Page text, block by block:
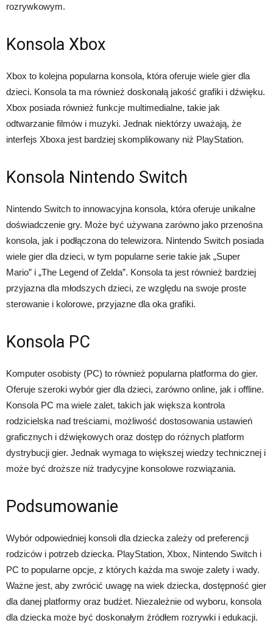
rozrywkowym.
Konsola Xbox
Xbox to kolejna popularna konsola, która oferuje wiele gier dla
dzieci. Konsola ta ma również doskonałą jakość grafiki i dźwięku.
Xbox posiada również funkcje multimedialne, takie jak
odtwarzanie filmów i muzyki. Jednak niektórzy uważają, że
interfejs Xboxa jest bardziej skomplikowany niż PlayStation.
Konsola Nintendo Switch
Nintendo Switch to innowacyjna konsola, która oferuje unikalne
doświadczenie gry. Może być używana zarówno jako przenośna
konsola, jak i podłączona do telewizora. Nintendo Switch posiada
wiele gier dla dzieci, w tym popularne serie takie jak „Super
Mario” i „The Legend of Zelda”. Konsola ta jest również bardziej
przyjazna dla młodszych dzieci, ze względu na swoje proste
sterowanie i kolorowe, przyjazne dla oka grafiki.
Konsola PC
Komputer osobisty (PC) to również popularna platforma do gier.
Oferuje szeroki wybór gier dla dzieci, zarówno online, jak i offline.
Konsola PC ma wiele zalet, takich jak większa kontrola
rodzicielska nad treściami, możliwość dostosowania ustawień
graficznych i dźwiękowych oraz dostęp do różnych platform
dystrybucji gier. Jednak wymaga to większej wiedzy technicznej i
może być droższe niż tradycyjne konsolowe rozwiązania.
Podsumowanie
Wybór odpowiedniej konsoli dla dziecka zależy od preferencji
rodziców i potrzeb dziecka. PlayStation, Xbox, Nintendo Switch i
PC to popularne opcje, z których każda ma swoje zalety i wady.
Ważne jest, aby zwrócić uwagę na wiek dziecka, dostępność gier
dla danej platformy oraz budżet. Niezależnie od wyboru, konsola
dla dziecka może być doskonałym źródłem rozrywki i edukacji.